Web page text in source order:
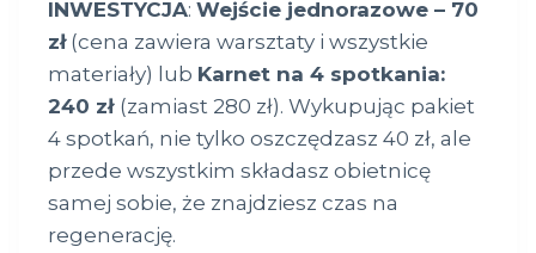
INWESTYCJA: Wejście jednorazowe – 70
zł(cena zawiera warsztaty i wszystkie
materiały) lub Karnet na 4 spotkania:
240 zł (zamiast 280 zł). Wykupując pakiet
4 spotkań, nie tylko oszczędzasz 40 zł, ale
przede wszystkim składasz obietnicę
samej sobie, że znajdziesz czas na
regenerację.